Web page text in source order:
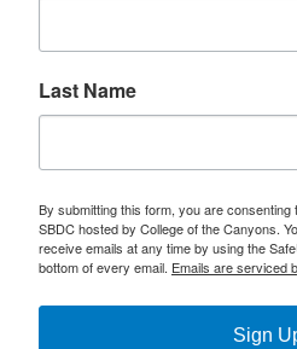
Last Name
By submitting this form, you are
SBDC hosted by College of the Canyons.
receive emails at any time by using the
bottom of every email. Emails are serviced
Sign